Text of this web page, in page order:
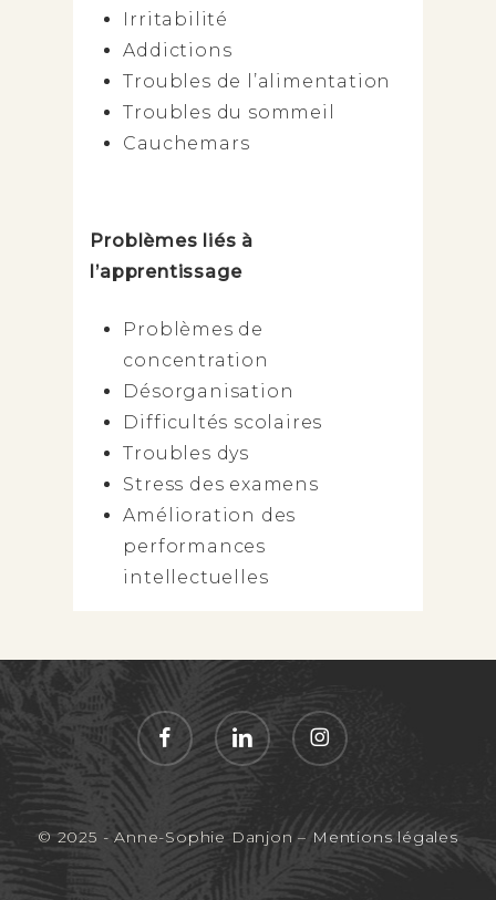
Irritabilité
Addictions
Troubles de l’alimentation
Troubles du sommeil
Cauchemars
Problèmes liés à
l’apprentissage
Problèmes de
concentration
Désorganisation
Difficultés scolaires
Troubles dys
Stress des examens
Amélioration des
performances
intellectuelles
facebooklinkedin instagram
© 2025 - Anne-Sophie Danjon – Mentions légales